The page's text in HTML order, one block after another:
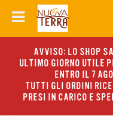
AVVISO: LO SHOP
ULTIMO GIORNO UTILE
ENTRO IL 7
TUTTI GLI ORDINI
PRESI IN CARICO E